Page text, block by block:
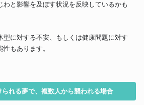
わと影響を及ぼす状況を反映しているかも
型に対する不安、もしくは健康問題に対す
もあります。
れる夢で、複数人から襲われる場合